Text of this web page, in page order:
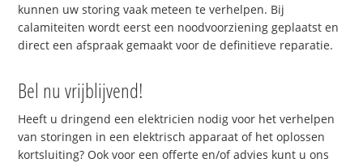
kunnen uw storing vaak meteen te verhelpen. Bij
calamiteiten wordt eerst een noodvoorziening geplaatst en
direct een afspraak gemaakt voor de definitieve reparatie.
Bel nu vrijblijvend!
Heeft u dringend een elektricien nodig voor het verhelpen
van storingen in een elektrisch apparaat of het oplossen
kortsluiting? Ook voor een offerte en/of advies kunt u ons